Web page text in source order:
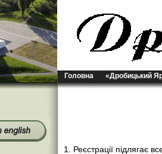
Головна «Дробицький
1. Реєстрації підлягає